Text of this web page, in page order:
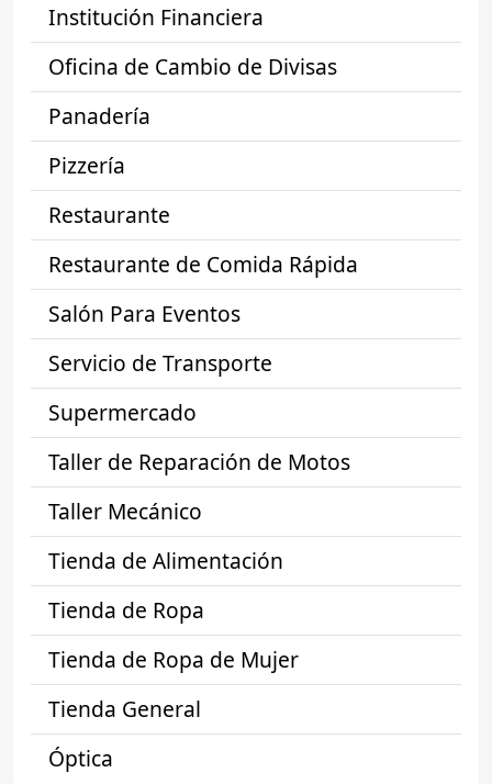
Institución Financiera
Oficina de Cambio de Divisas
Panadería
Pizzería
Restaurante
Restaurante de Comida Rápida
Salón Para Eventos
Servicio de Transporte
Supermercado
Taller de Reparación de Motos
Taller Mecánico
Tienda de Alimentación
Tienda de Ropa
Tienda de Ropa de Mujer
Tienda General
Óptica